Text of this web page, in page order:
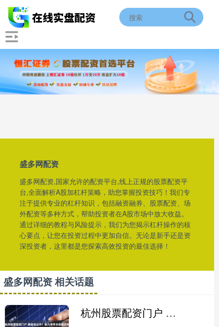
盛多网配资
盛多网配资,国家允许的配资平台,线上正规的股票配资平
台,全面解析A股加杠杆策略，助您掌握投资技巧！我们专
注于提供专业的杠杆知识，包括融资融券、股票配资、场
外配资等多种方式，帮助投资者在A股市场中放大收益。
通过详细的教程与风险提示，我们为您揭示杠杆操作的核
心要点，让您在投资过程中更加自信。无论是新手还是资
深投资者，这里都是您探索高效投资的最佳选择！
盛多网配资 相关话题
杭州股票配资门户 蔡崇信出手！曾凡博带非保障合同战NBA中国赛！悬念10月揭晓！_CBA_开拓者_太阳